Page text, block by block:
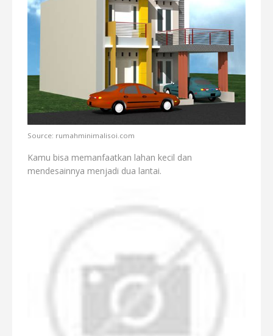
Source: rumahminimalisoi.com
Kamu bisa memanfaatkan lahan kecil dan
mendesainnya menjadi dua lantai.